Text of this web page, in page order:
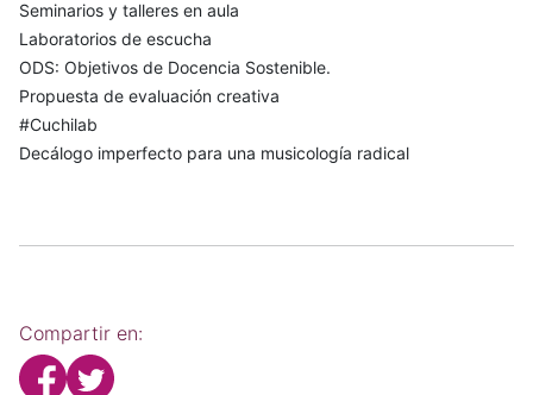
Seminarios y talleres en aula
Laboratorios de escucha
ODS: Objetivos de Docencia Sostenible.
Propuesta de evaluación creativa
#Cuchilab
Decálogo imperfecto para una musicología radical
Compartir en: